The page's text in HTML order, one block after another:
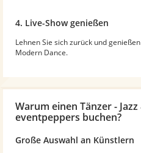
4. Live-Show genießen
Lehnen Sie sich zurück und
Modern Dance.
Warum einen Tänzer -
eventpeppers buchen?
Große Auswahl an Künstlern